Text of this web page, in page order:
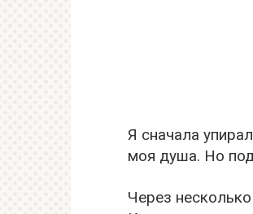
Я сначала
моя душа. Но
Через